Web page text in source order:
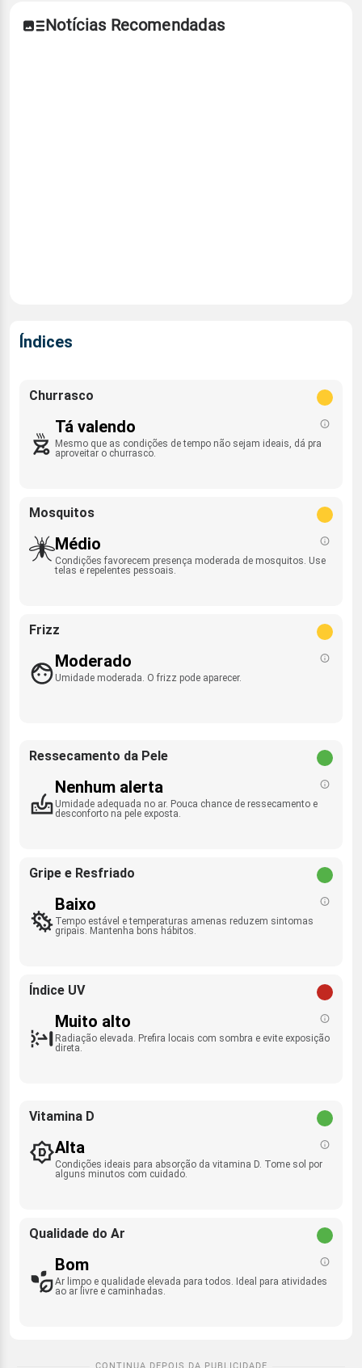
Notícias Recomendadas
Índices
Churrasco
Tá valendo
Mesmo que as condições de tempo não sejam ideais, dá pra
aproveitar o churrasco.
Mosquitos
Médio
Condições favorecem presença moderada de mosquitos. Use
telas e repelentes pessoais.
Frizz
Moderado
Umidade moderada. O frizz pode aparecer.
Ressecamento da Pele
Nenhum alerta
Umidade adequada no ar. Pouca chance de ressecamento e
desconforto na pele exposta.
Gripe e Resfriado
Baixo
Tempo estável e temperaturas amenas reduzem sintomas
gripais. Mantenha bons hábitos.
Índice UV
Muito alto
Radiação elevada. Prefira locais com sombra e evite exposição
direta.
Vitamina D
Alta
Condições ideais para absorção da vitamina D. Tome sol por
alguns minutos com cuidado.
Qualidade do Ar
Bom
Ar limpo e qualidade elevada para todos. Ideal para atividades
ao ar livre e caminhadas.